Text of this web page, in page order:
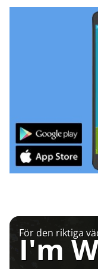
För den riktiga
I'm